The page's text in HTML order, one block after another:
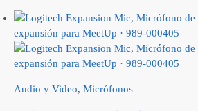
Audio y Video, Micrófonos